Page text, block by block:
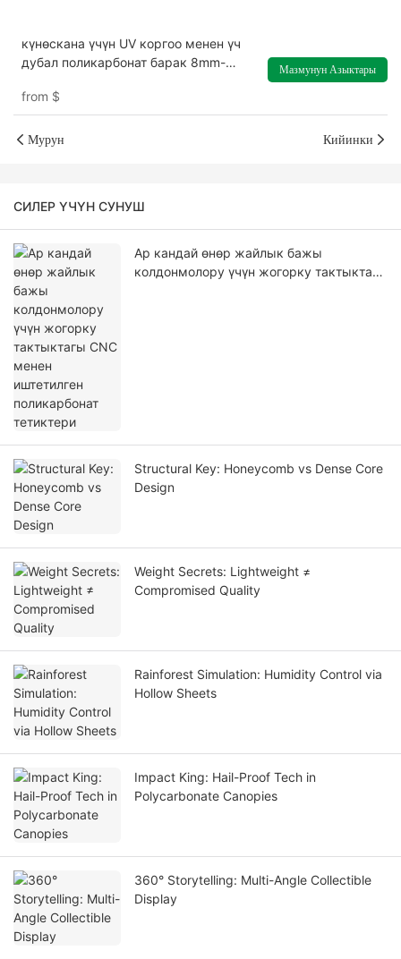
күнөскана үчүн UV коргоо менен үч
дубал поликарбонат барак 8mm-
from $
Мазмунун Азыктары
Мурун Кийинки
СИЛЕР ҮЧҮН СУНУШ
Ар кандай өнөр жайлык бажы
колдонмолору үчүн жогорку тактыктагы
Structural Key: Honeycomb vs Dense Core
Design
Weight Secrets: Lightweight ≠
Compromised Quality
Rainforest Simulation: Humidity Control via
Hollow Sheets
Impact King: Hail-Proof Tech in
Polycarbonate Canopies
360° Storytelling: Multi-Angle Collectible
Display